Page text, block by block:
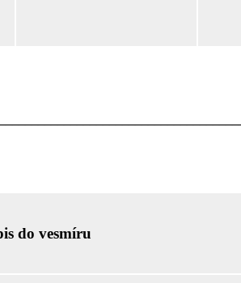
do vesmíru